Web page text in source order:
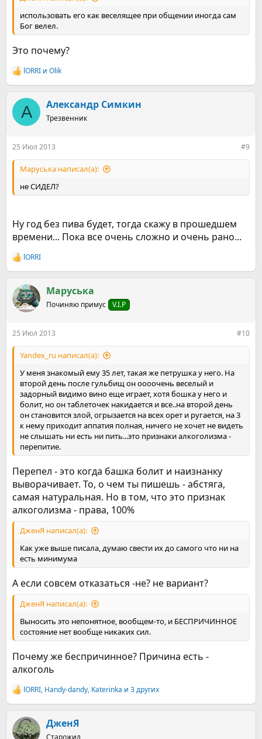
использовать его как веселящее при общении иногда сам
Бог велел.
Это почему?
Р
е
к
ц
и
lORRI и Olik
А Александр Симкин
Трезвенник
25 Июл 2013 #9
Маруська написал(а):
не СИДЕЛ?
Ну год без пива будет, тогда скажу в прошедшем
времени... Пока все очень сложно и очень рано...
Р
е
к
ц
и
lORRI
Маруська
Починяю примус V.I.P
25 Июл 2013 #10
Yandex_ru написал(а):
У меня знакомый ему 35 лет, такая же петрушка у него. На
второй день после гульбищ он оооочень веселый и
задорный видимо вино еще играет, хотя бошка у него и
болит, но он таблеточек накидается и все..на второй день
он становится злой, огрызается на всех орет и ругается, на 3
к нему приходит аппатия полная, ничего не хочет не видеть
не слышать ни есть ни пить...это признаки алкоголизма -
перепитие.
Перепел - это когда башка болит и наизнанку
выворачивает. То, о чем ты пишешь - абстяга,
самая натуральная. Но в том, что это признак
алкоголизма - права, 100%
ДженЯ написал(а):
Как уже выше писала, думаю свести их до самого что ни на
есть минимума
А если совсем отказаться -не? не вариант?
ДженЯ написал(а):
Выносить это непонятное, вообщем-то, и БЕСПРИЧИННОЕ
состояние нет вообще никаких сил.
Почему же беспричинное? Причина есть -
алкоголь
Р
е
к
ц
lORRI, Handy-dandy, Katerinka и 3 других
ДженЯ
Старожил